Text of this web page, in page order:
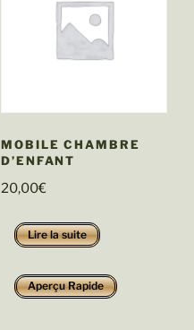
MOBILE CHAMBRE
D’ENFANT
20,00€
Lire la suite
Aperçu Rapide